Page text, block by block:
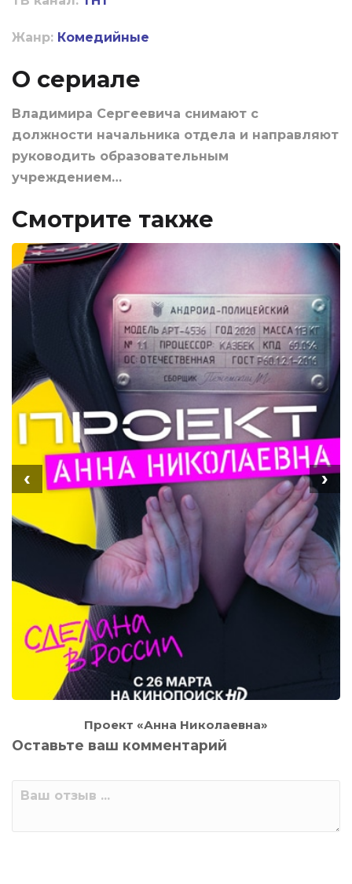
Жанр: Комедийные
О сериале
Владимира Сергеевича снимают с
должности начальника отдела и направляют
руководить образовательным
учреждением…
Смотрите также
Проект «Анна Николаевна»
‹ ›
Оставьте ваш комментарий